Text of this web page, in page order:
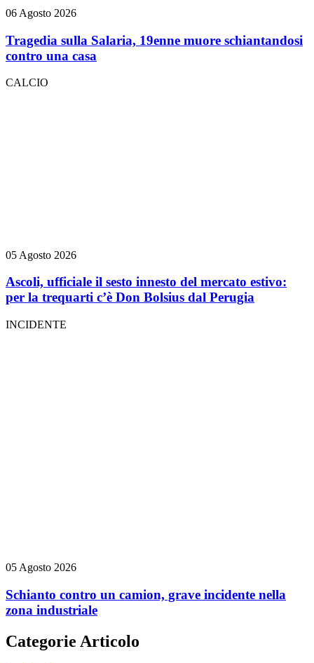
06 Agosto 2026
Tragedia sulla Salaria, 19enne muore schiantandosi
contro una casa
CALCIO
05 Agosto 2026
Ascoli, ufficiale il sesto innesto del mercato estivo:
per la trequarti c’è Don Bolsius dal Perugia
INCIDENTE
05 Agosto 2026
Schianto contro un camion, grave incidente nella
zona industriale
Categorie Articolo